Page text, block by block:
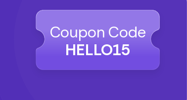
Coupon Code
HELLO15